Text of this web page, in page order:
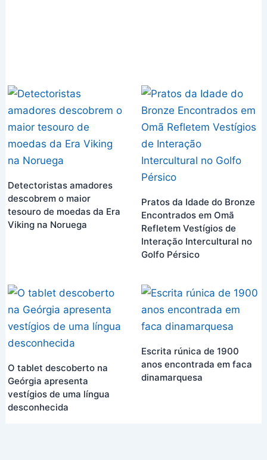
Detectoristas amadores
descobrem o maior
tesouro de moedas da Era
Viking na Noruega
Pratos da Idade do Bronze
Encontrados em Omã
Refletem Vestígios de
Interação Intercultural no
Golfo Pérsico
O tablet descoberto na
Geórgia apresenta
vestígios de uma língua
desconhecida
Escrita rúnica de 1900
anos encontrada em faca
dinamarquesa